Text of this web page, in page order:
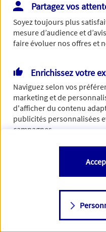
Vous disposez de droits sur les
plus d’informations,cliquez ici.
Partagez vos
Soyez toujours plus
mesure d’audience et
faire évoluer nos offres et
Enrichissez votre
Naviguez selon vos
marketing et de
d'afficher du contenu
publicités personnalisées
campagnes.
Vous êtes libre de les
changer d'avis à tout
Consulter notre politique